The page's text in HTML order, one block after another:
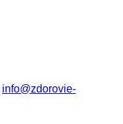
info@zdorovie-